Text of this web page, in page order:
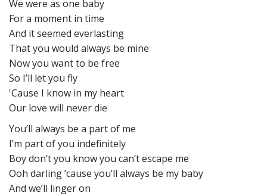
We were as one baby
For a moment in time
And it seemed everlasting
That you would always be mine
Now you want to be free
So I’ll let you fly
'Cause I know in my heart
Our love will never die
You’ll always be a part of me
I’m part of you indefinitely
Boy don’t you know you can’t escape me
Ooh darling ’cause you’ll always be my baby
And we’ll linger on